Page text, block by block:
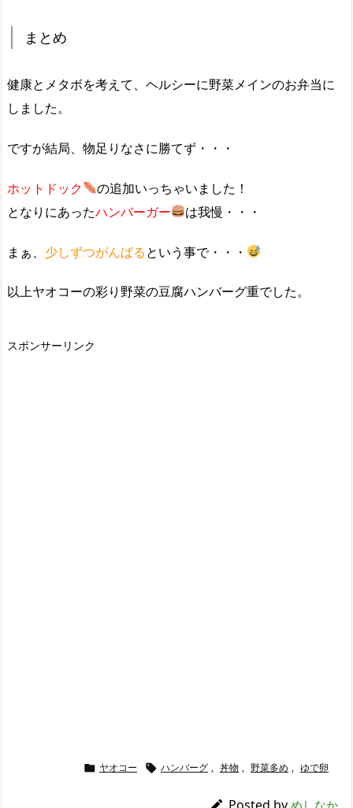
まとめ
健康とメタボを考えて、 ヘルシーに野菜メインのお弁当に
しました。
ですが結局、物足りなさに勝てず・・・
ホットドック
の追加いっちゃいました！
となりにあったハンバーガー は我慢・・・
まぁ、 少しずつがんばるという事で・・・
以上ヤオコーの彩り野菜の豆腐ハンバーグ重でした。
スポンサーリンク
 ヤオコー  ハンバーグ , 丼物 , 野菜多め , ゆで卵